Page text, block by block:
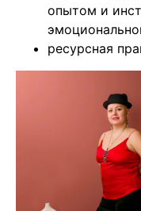
опытом и
ресурсная